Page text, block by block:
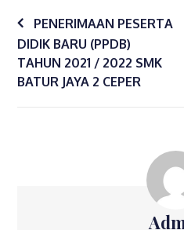
window) window) window)
Post
PENERIMAAN PESERTA
DIDIK BARU (PPDB)
TAHUN 2021 / 2022 SMK
BATUR JAYA 2 CEPER